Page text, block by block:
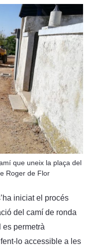
que uneix la plaça del
Roger de Flor
iniciat el procés
del camí de ronda
es permetrà
fent-lo accessible a les